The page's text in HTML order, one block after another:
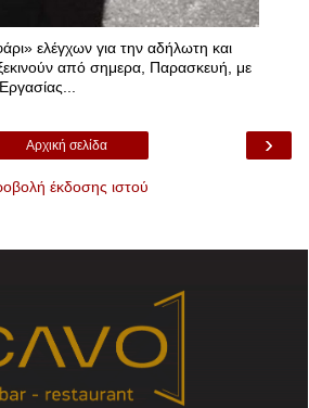
ελέγχων για την αδήλωτη και
από σημερα, Παρασκευή, με
›
Αρχική σελίδα
έκδοσης ιστού